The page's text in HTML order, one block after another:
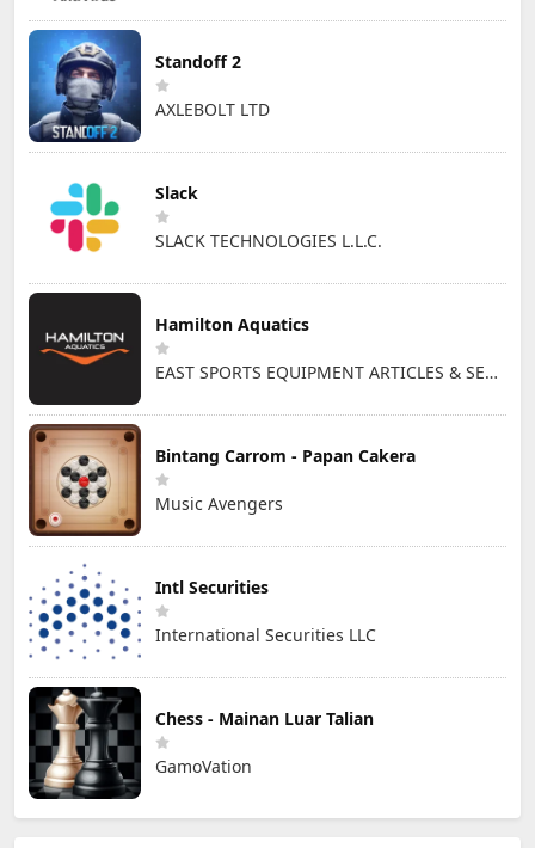
Standoff 2
AXLEBOLT LTD
Slack
SLACK TECHNOLOGIES L.L.C.
Hamilton Aquatics
EAST SPORTS EQUIPMENT ARTICLES & SERVICES L.L.C
Bintang Carrom - Papan Cakera
Music Avengers
Intl Securities
International Securities LLC
Chess - Mainan Luar Talian
GamoVation